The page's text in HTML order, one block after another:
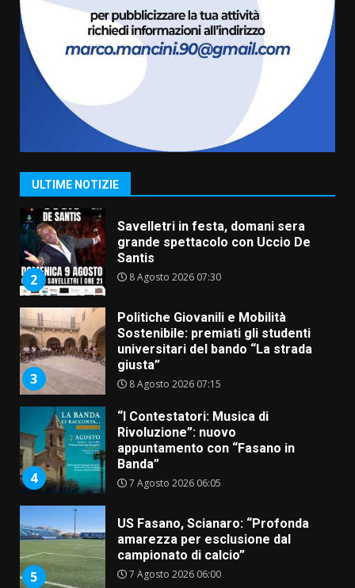
ULTIME NOTIZIE
La Banda Città di Fasano apre
ufficialmente la Festa di
Savelletri
8 Agosto 2026 11:00
2
Savelletri in festa, domani sera
grande spettacolo con Uccio De
3
Politiche Giovanili e Mobilità
Sostenibile: premiati gli studenti
universitari del bando “La strada
giusta”
8 Agosto 2026 07:15
4
“I Contestatori: Musica di
Rivoluzione”: nuovo
appuntamento con “Fasano in
Banda”
7 Agosto 2026 06:05
5
US Fasano, Scianaro: “Profonda
amarezza per esclusione dal
campionato di calcio”
6
Fasanese ferito a colpi di arma
da fuoco